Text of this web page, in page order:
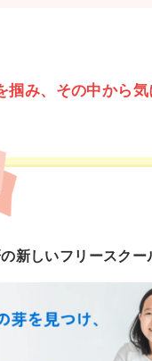
掴み、その中から
新しいフリースクー